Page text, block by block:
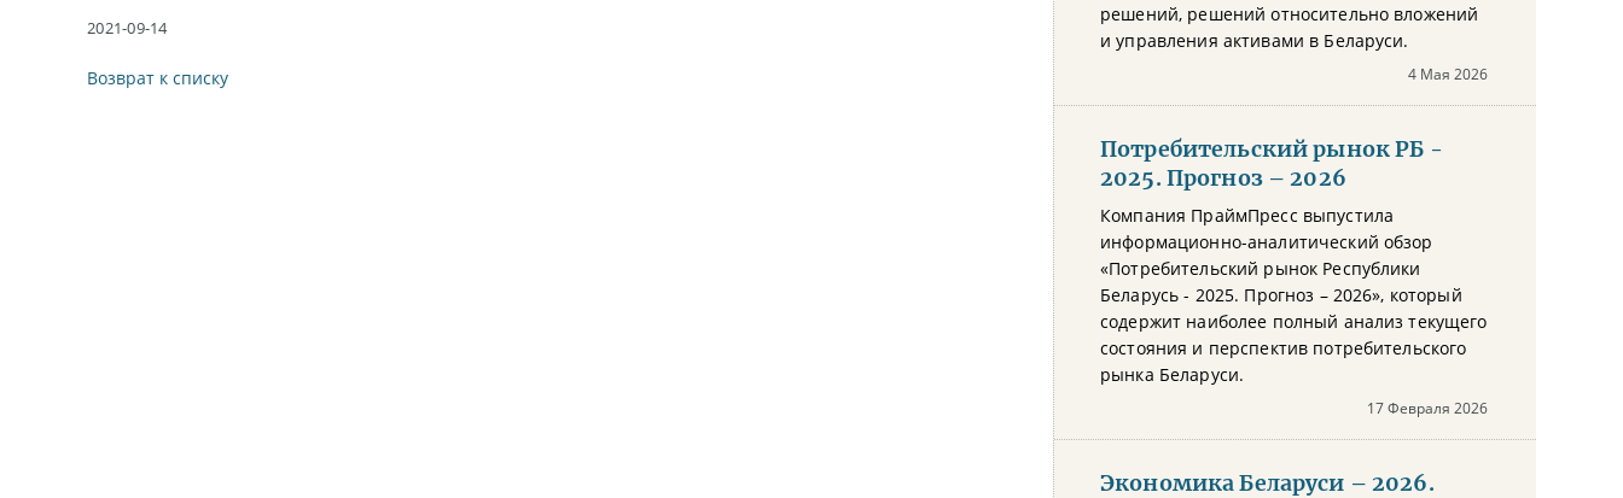
2021-09-14
Возврат к списку
решений, решений относительно вложений
и управления активами в Беларуси.
4 Мая 2026
Потребительский рынок РБ -
2025. Прогноз – 2026
Компания ПраймПресс выпустила
информационно-аналитический обзор
«Потребительский рынок Республики
Беларусь - 2025. Прогноз – 2026», который
содержит наиболее полный анализ текущего
состояния и перспектив потребительского
рынка Беларуси.
17 Февраля 2026
Экономика Беларуси – 2026.